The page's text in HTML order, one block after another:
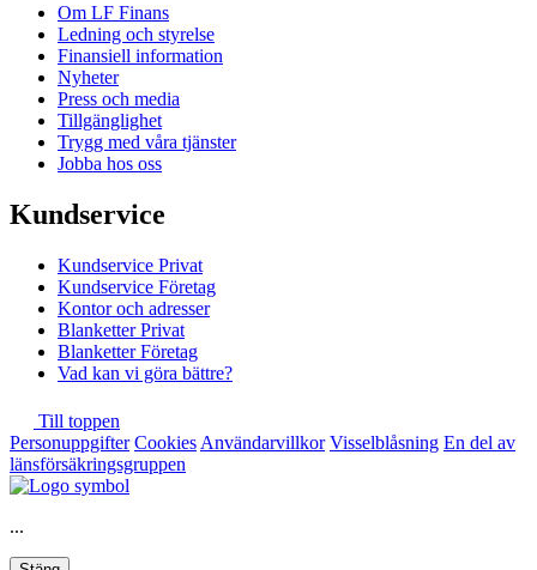
Om LF Finans
Ledning och styrelse
Finansiell information
Nyheter
Press och media
Tillgänglighet
Trygg med våra tjänster
Jobba hos oss
Kundservice
Kundservice Privat
Kundservice Företag
Kontor och adresser
Blanketter Privat
Blanketter Företag
Vad kan vi göra bättre?
Till toppen
Personuppgifter Cookies Användarvillkor Visselblåsning En del av
länsförsäkringsgruppen
...